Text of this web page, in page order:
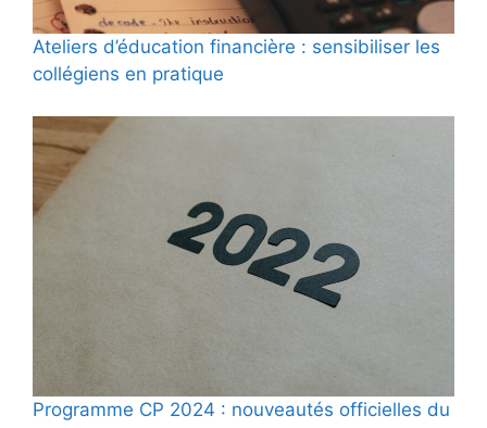
Ateliers d’éducation financière : sensibiliser les
collégiens en pratique
Programme CP 2024 : nouveautés officielles du